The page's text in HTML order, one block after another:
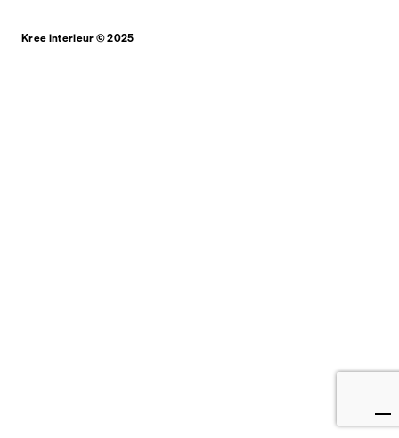
Kree interieur © 2025